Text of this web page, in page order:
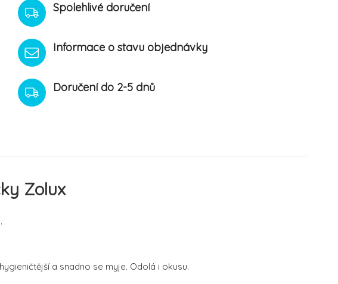
Spolehlivé doručení
Informace o stavu objednávky
Doručení do 2-5 dnů
Zolux
a snadno se myje. Odolá i okusu.